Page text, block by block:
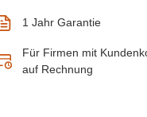
1 Jahr Garantie
Für Firmen mit
auf Rechnung